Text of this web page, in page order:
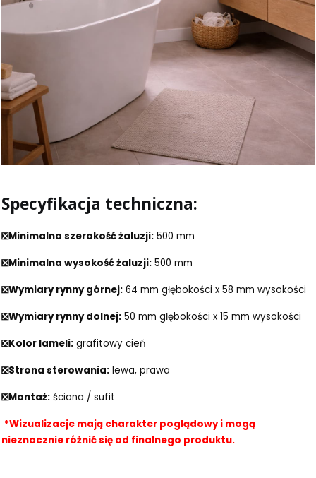
Specyfikacja techniczna:
❎Minimalna szerokość żaluzji: 500 mm
❎Minimalna wysokość żaluzji: 500 mm
❎Wymiary rynny górnej: 64 mm głębokości x 58 mm wysokości
❎Wymiary rynny dolnej: 50 mm głębokości x 15 mm wysokości
❎Kolor lameli: grafitowy cień
❎Strona sterowania: lewa, prawa
❎Montaż: ściana / sufit
*Wizualizacje mają charakter poglądowy i mogą
nieznacznie różnić się od finalnego produktu.